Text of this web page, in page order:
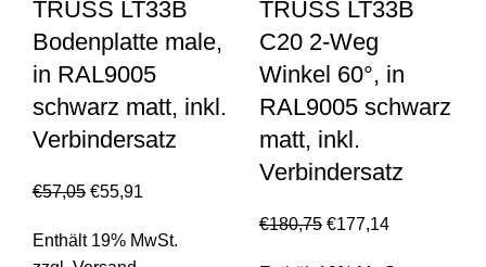
TRUSS LT33B
Bodenplatte male,
in RAL9005
schwarz matt, inkl.
Verbindersatz
€57,05 €55,91
Enthält 19% MwSt.
TRUSS LT33B
C20 2-Weg
Winkel 60°, in
RAL9005 schwarz
matt, inkl.
Verbindersatz
€180,75 €177,14